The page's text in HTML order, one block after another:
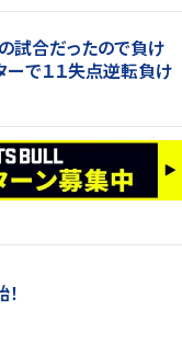
試合だったので負け
ーで１１失点逆転負け